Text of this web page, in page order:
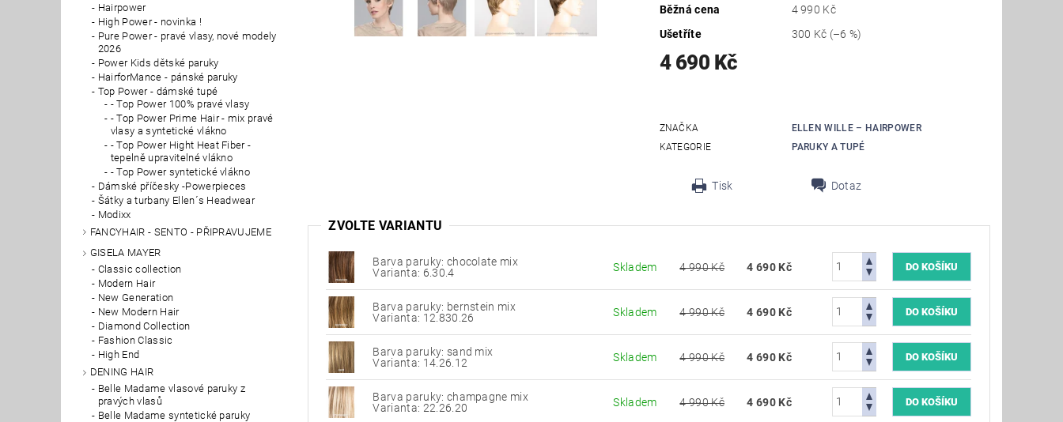
Hairpower
High Power - novinka !
Pure Power - pravé vlasy, nové modely
2026
Power Kids dětské paruky
HairforMance - pánské paruky
Top Power - dámské tupé
- Top Power 100% pravé vlasy
- Top Power Prime Hair - mix pravé
vlasy a syntetické vlákno
- Top Power Hight Heat Fiber -
tepelně upravitelné vlákno
- Top Power syntetické vlákno
Dámské příčesky -Powerpieces
Šátky a turbany Ellen´s Headwear
Modixx
FANCYHAIR - SENTO - PŘIPRAVUJEME
GISELA MAYER
Classic collection
Modern Hair
New Generation
New Modern Hair
Diamond Collection
Fashion Classic
High End
DENING HAIR
Belle Madame vlasové paruky z
pravých vlasů
Belle Madame syntetické paruky
Běžná cena
4 990 Kč
Ušetříte
300 Kč (–6 %)
4 690 Kč
ZNAČKA
ELLEN WILLE – HAIRPOWER
KATEGORIE
PARUKY A TUPÉ
Tisk Dotaz
ZVOLTE VARIANTU
Barva paruky: chocolate mix
Varianta: 6.30.4
Skladem 4 990 Kč 4 690 Kč
Barva paruky: bernstein mix
Varianta: 12.830.26
Skladem 4 990 Kč 4 690 Kč
Barva paruky: sand mix
Varianta: 14.26.12
Skladem 4 990 Kč 4 690 Kč
Barva paruky: champagne mix
Varianta: 22.26.20
Skladem 4 990 Kč 4 690 Kč